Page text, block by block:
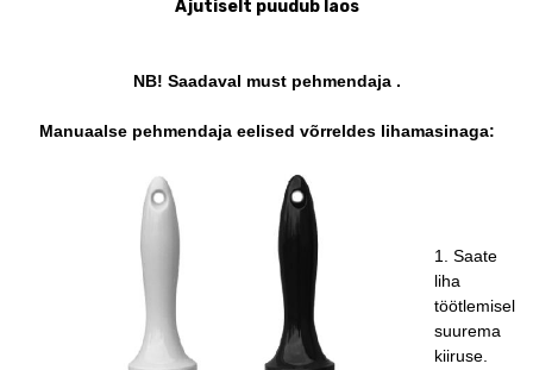
Ajutiselt puudub laos
NB! Saadaval must pehmendaja .
Manuaalse pehmendaja eelised võrreldes lihamasinaga:
1. Saate
liha
töötlemisel
suurema
kiiruse.